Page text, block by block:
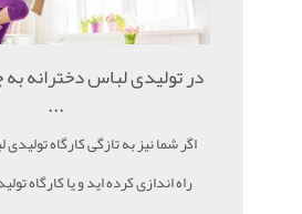
در تولیدی لباس دخترانه به
...
اگر شما نیز به تازگی کارگاه
راه اندازی کرده اید و یا کارگاه